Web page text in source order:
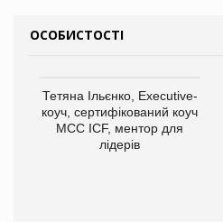
ОСОБИСТОСТІ
Тетяна Ільєнко, Executive-
коуч, сертифікований коуч
МСС ICF, ментор для
лідерів